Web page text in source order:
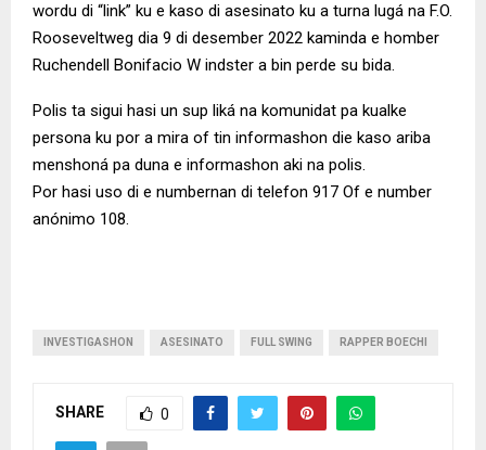
wordu di “link” ku e kaso di asesinato ku a turna lugá na F.O.
Rooseveltweg dia 9 di desember 2022 kaminda e homber
Ruchendell Bonifacio W indster a bin perde su bida.
Polis ta sigui hasi un sup liká na komunidat pa kualke
persona ku por a mira of tin informashon die kaso ariba
menshoná pa duna e informashon aki na polis.
Por hasi uso di e numbernan di telefon 917 Of e number
anónimo 108.
INVESTIGASHON ASESINATO FULL SWING RAPPER BOECHI
SHARE 0